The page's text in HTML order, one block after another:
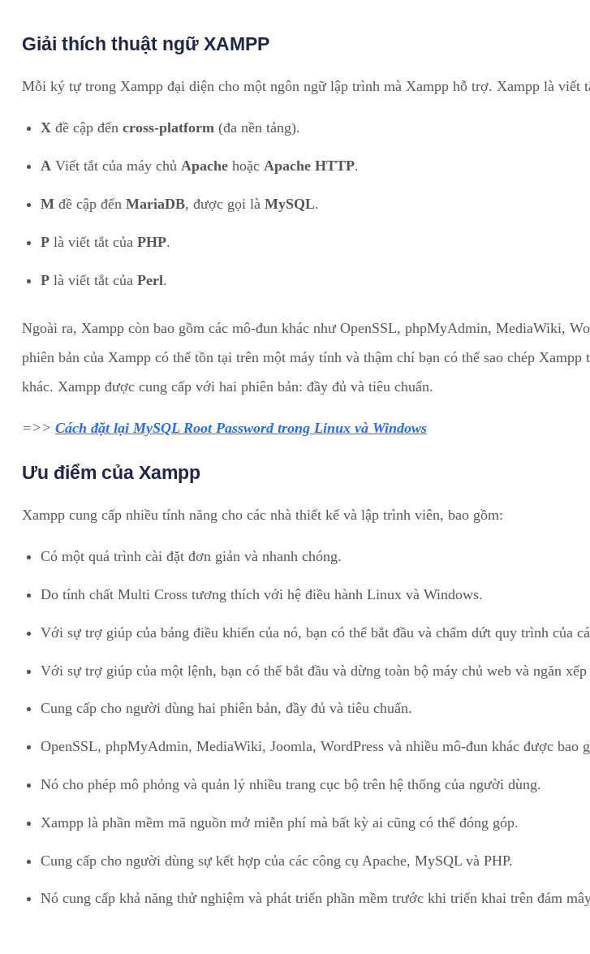
Giải thích thuật ngữ XAMPP
Mỗi ký tự trong Xampp đại diện cho một ngôn ngữ lập trình mà Xampp hỗ trợ. Xampp là viết
X đề cập đếncross-platform (đa nền tảng).
A Viết tắt của máy chủApache hoặcApache HTTP.
M đề cập đếnMariaDB, được gọi làMySQL.
P là viết tắt củaPHP.
P là viết tắt củaPerl.
Ngoài ra, Xampp còn bao gồm các mô-đun khác như OpenSSL, phpMyAdmin, MediaWiki,
phiên bản của Xampp có thể tồn tại trên một máy tính và thậm chí bạn có thể sao chép
khác. Xampp được cung cấp với hai phiên bản: đầy đủ và tiêu chuẩn.
=>> Cách đặt lại MySQL Root Password trong Linux và Windows
Ưu điểm của Xampp
Xampp cung cấp nhiều tính năng cho các nhà thiết kế và lập trình viên, bao gồm:
Có một quá trình cài đặt đơn giản và nhanh chóng.
Do tính chất Multi Cross tương thích với hệ điều hành Linux và Windows.
Với sự trợ giúp của bảng điều khiển của nó, bạn có thể bắt đầu và chấm dứt quy trình của
Với sự trợ giúp của một lệnh, bạn có thể bắt đầu và dừng toàn bộ máy chủ web và ngăn
Cung cấp cho người dùng hai phiên bản, đầy đủ và tiêu chuẩn.
OpenSSL, phpMyAdmin, MediaWiki, Joomla, WordPress và nhiều mô-đun khác được bao
Nó cho phép mô phỏng và quản lý nhiều trang cục bộ trên hệ thống của người dùng.
Xampp là phần mềm mã nguồn mở miễn phí mà bất kỳ ai cũng có thể đóng góp.
Cung cấp cho người dùng sự kết hợp của các công cụ Apache, MySQL và PHP.
Nó cung cấp khả năng thử nghiệm và phát triển phần mềm trước khi triển khai trên đám